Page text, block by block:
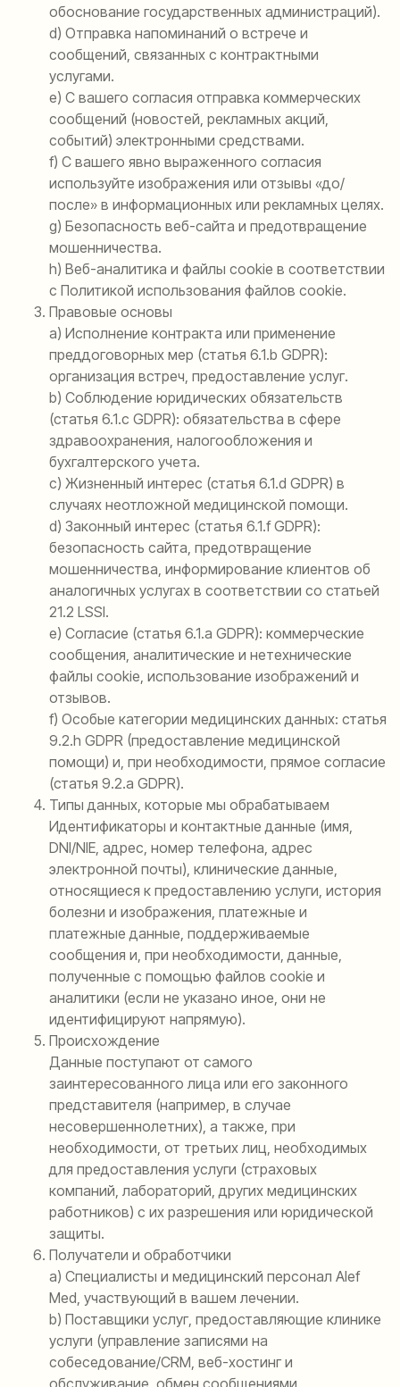
обоснование государственных администраций).
d) Отправка напоминаний о встрече и
сообщений, связанных с контрактными
услугами.
e) С вашего согласия отправка коммерческих
сообщений (новостей, рекламных акций,
событий) электронными средствами.
f) С вашего явно выраженного согласия
используйте изображения или отзывы «до/
после» в информационных или рекламных целях.
g) Безопасность веб-сайта и предотвращение
мошенничества.
h) Веб-аналитика и файлы cookie в соответствии
с Политикой использования файлов cookie.
Правовые основы
a) Исполнение контракта или применение
преддоговорных мер (статья 6.1.b GDPR):
организация встреч, предоставление услуг.
b) Соблюдение юридических обязательств
(статья 6.1.c GDPR): обязательства в сфере
здравоохранения, налогообложения и
бухгалтерского учета.
c) Жизненный интерес (статья 6.1.d GDPR) в
случаях неотложной медицинской помощи.
d) Законный интерес (статья 6.1.f GDPR):
безопасность сайта, предотвращение
мошенничества, информирование клиентов об
аналогичных услугах в соответствии со статьей
21.2 LSSI.
e) Согласие (статья 6.1.a GDPR): коммерческие
сообщения, аналитические и нетехнические
файлы cookie, использование изображений и
отзывов.
f) Особые категории медицинских данных: статья
9.2.h GDPR (предоставление медицинской
помощи) и, при необходимости, прямое согласие
(статья 9.2.a GDPR).
Типы данных, которые мы обрабатываем
Идентификаторы и контактные данные (имя,
DNI/NIE, адрес, номер телефона, адрес
электронной почты), клинические данные,
относящиеся к предоставлению услуги, история
болезни и изображения, платежные и
платежные данные, поддерживаемые
сообщения и, при необходимости, данные,
полученные с помощью файлов cookie и
аналитики (если не указано иное, они не
идентифицируют напрямую).
Происхождение
Данные поступают от самого
заинтересованного лица или его законного
представителя (например, в случае
несовершеннолетних), а также, при
необходимости, от третьих лиц, необходимых
для предоставления услуги (страховых
компаний, лабораторий, других медицинских
работников) с их разрешения или юридической
защиты.
Получатели и обработчики
а) Специалисты и медицинский персонал Alef
Med, участвующий в вашем лечении.
b) Поставщики услуг, предоставляющие клинике
услуги (управление записями на
собеседование/CRM, веб-хостинг и
обслуживание, обмен сообщениями,